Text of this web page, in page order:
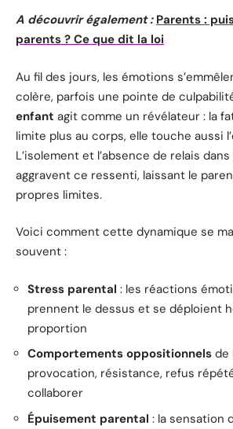
A découvrir également : Parents :
parents ? Ce que dit la loi
Au fil des jours, les émotions
colère, parfois une pointe de
enfant agit comme un révélateur : la
limite plus au corps, elle touche aussi
L’isolement et l’absence de relais dans
aggravent ce ressenti, laissant le
propres limites.
Voici comment cette dynamique se
souvent :
Stress parental : les réactions
prennent le dessus et se déploient
proportion
Comportements oppositionnels de
provocation, résistance, refus
collaborer
Épuisement parental : la sensation